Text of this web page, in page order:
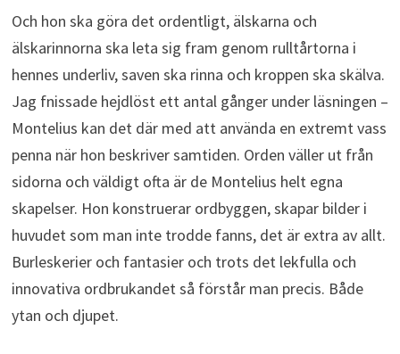
Och hon ska göra det ordentligt, älskarna och
älskarinnorna ska leta sig fram genom rulltårtorna i
hennes underliv, saven ska rinna och kroppen ska skälva.
Jag fnissade hejdlöst ett antal gånger under läsningen –
Montelius kan det där med att använda en extremt vass
penna när hon beskriver samtiden. Orden väller ut från
sidorna och väldigt ofta är de Montelius helt egna
skapelser. Hon konstruerar ordbyggen, skapar bilder i
huvudet som man inte trodde fanns, det är extra av allt.
Burleskerier och fantasier och trots det lekfulla och
innovativa ordbrukandet så förstår man precis. Både
ytan och djupet.